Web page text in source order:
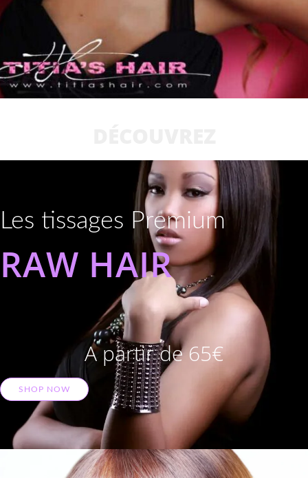
Les tissages Premium
RAW HAIR
A partir de 65€
SHOP NOW